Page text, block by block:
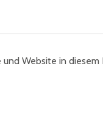
Website in